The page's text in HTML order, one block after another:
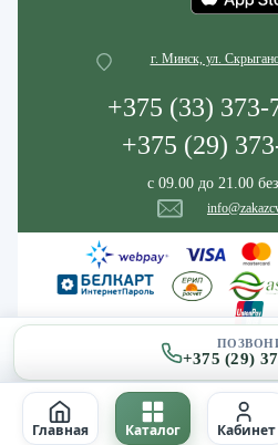
+375 (29)
Главная Каталог Кабинет
г. Минск, ул.
+375 (33) 373-
+375 (29)
с 09.00 до 21.00